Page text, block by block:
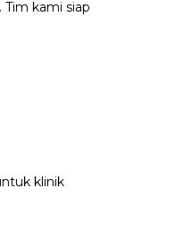
kami siap
klinik